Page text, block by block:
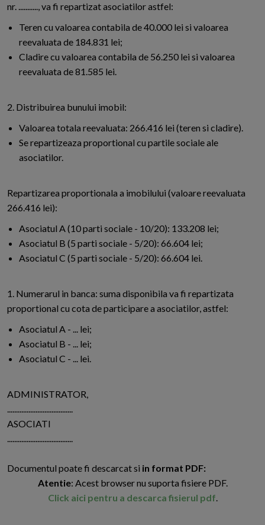
nr. ..........., va fi repartizat asociatilor astfel:
Teren cu valoarea contabila de 40.000 lei si valoarea
reevaluata de 184.831 lei;
Cladire cu valoarea contabila de 56.250 lei si valoarea
reevaluata de 81.585 lei.
2. Distribuirea bunului imobil:
Valoarea totala reevaluata: 266.416 lei (teren si cladire).
Se repartizeaza proportional cu partile sociale ale
asociatilor.
Repartizarea proportionala a imobilului (valoare reevaluata
266.416 lei):
Asociatul A (10 parti sociale - 10/20): 133.208 lei;
Asociatul B (5 parti sociale - 5/20): 66.604 lei;
Asociatul C (5 parti sociale - 5/20): 66.604 lei.
1. Numerarul in banca: suma disponibila va fi repartizata
proportional cu cota de participare a asociatilor, astfel:
Asociatul A - ... lei;
Asociatul B - ... lei;
Asociatul C - ... lei.
ADMINISTRATOR,
.....................................
ASOCIATI
.....................................
Documentul poate fi descarcat si in format PDF:
Atentie: Acest browser nu suporta fisiere PDF.
Click aici pentru a descarca fisierul pdf.